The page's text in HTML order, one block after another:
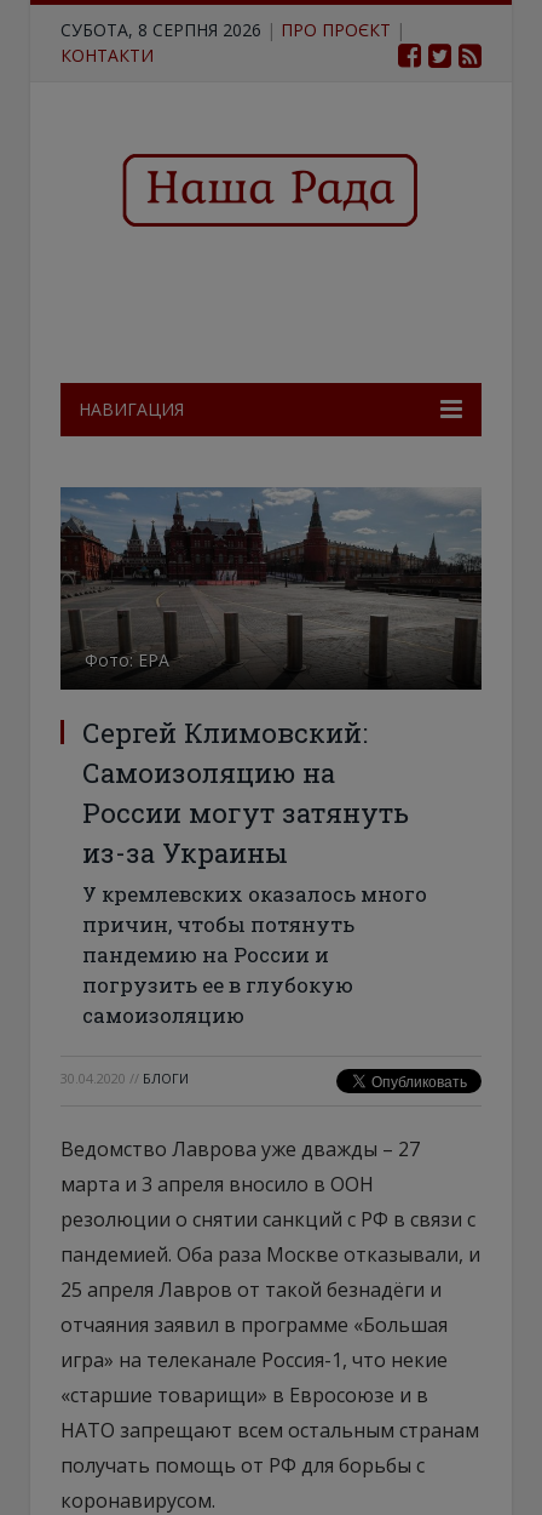
СУБОТА, 8 СЕРПНЯ 2026 | ПРО ПРОЄКТ |
КОНТАКТИ
НАВИГАЦИЯ
Фото: ЕРА
Сергей Климовский:
Самоизоляцию на
России могут затянуть
из-за Украины
У кремлевских оказалось много
причин, чтобы потянуть
пандемию на России и
погрузить ее в глубокую
самоизоляцию
30.04.2020 // БЛОГИ
Ведомство Лаврова уже дважды – 27
марта и 3 апреля вносило в ООН
резолюции о снятии санкций с РФ в связи с
пандемией. Оба раза Москве отказывали, и
25 апреля Лавров от такой безнадёги и
отчаяния заявил в программе «Большая
игра» на телеканале Россия-1, что некие
«старшие товарищи» в Евросоюзе и в
НАТО запрещают всем остальным странам
получать помощь от РФ для борьбы с
коронавирусом.